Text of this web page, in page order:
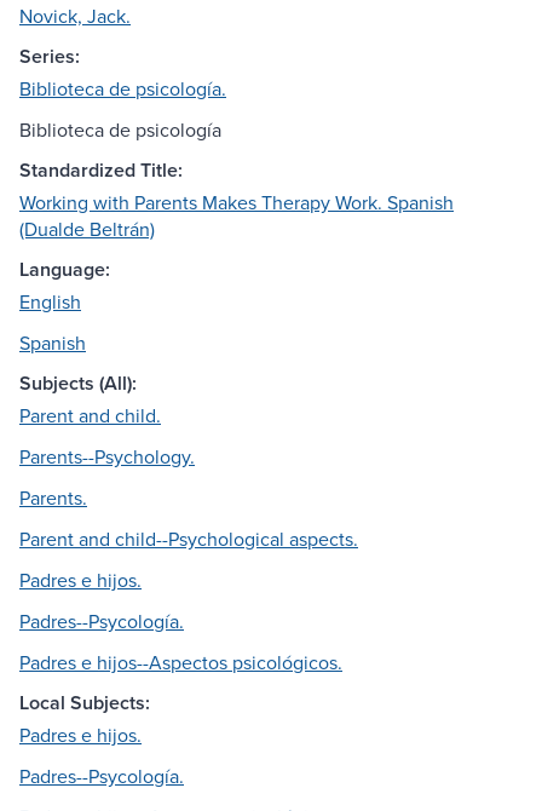
Novick, Jack.
Series:
Biblioteca de psicología.
Biblioteca de psicología
Standardized Title:
Working with Parents Makes Therapy Work. Spanish
(Dualde Beltrán)
Language:
English
Spanish
Subjects (All):
Parent and child.
Parents--Psychology.
Parents.
Parent and child--Psychological aspects.
Padres e hijos.
Padres--Psycología.
Padres e hijos--Aspectos psicológicos.
Local Subjects:
Padres e hijos.
Padres--Psycología.